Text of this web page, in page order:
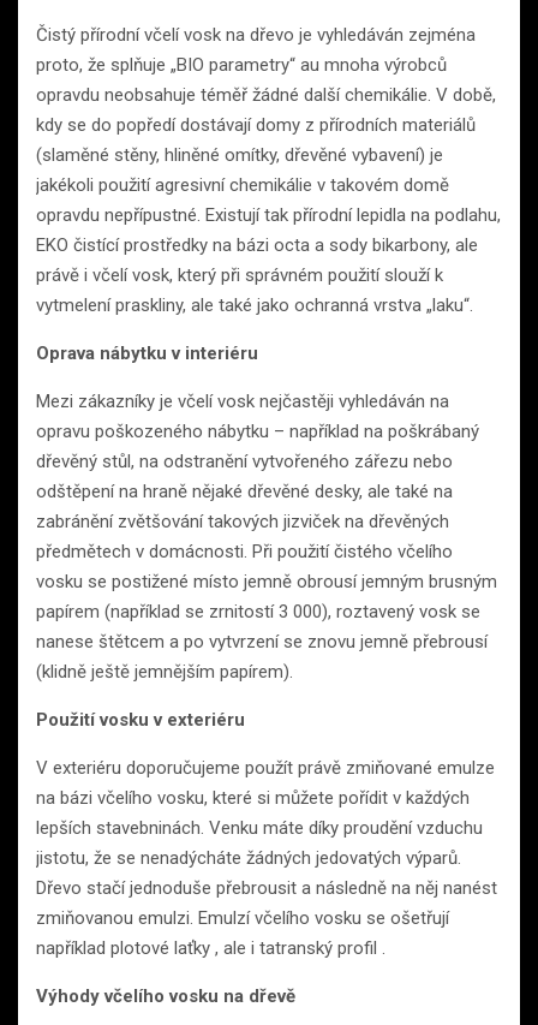
Čistý přírodní včelí vosk na dřevo je vyhledáván zejména
proto, že splňuje „BIO parametry“ au mnoha výrobců
opravdu neobsahuje téměř žádné další chemikálie. V době,
kdy se do popředí dostávají domy z přírodních materiálů
(slaměné stěny, hliněné omítky, dřevěné vybavení) je
jakékoli použití agresivní chemikálie v takovém domě
opravdu nepřípustné. Existují tak přírodní lepidla na podlahu,
EKO čistící prostředky na bázi octa a sody bikarbony, ale
právě i včelí vosk, který při správném použití slouží k
vytmelení praskliny, ale také jako ochranná vrstva „laku“.
Oprava nábytku v interiéru
Mezi zákazníky je včelí vosk nejčastěji vyhledáván na
opravu poškozeného nábytku – například na poškrábaný
dřevěný stůl, na odstranění vytvořeného zářezu nebo
odštěpení na hraně nějaké dřevěné desky, ale také na
zabránění zvětšování takových jizviček na dřevěných
předmětech v domácnosti. Při použití čistého včelího
vosku se postižené místo jemně obrousí jemným brusným
papírem (například se zrnitostí 3 000), roztavený vosk se
nanese štětcem a po vytvrzení se znovu jemně přebrousí
(klidně ještě jemnějším papírem).
Použití vosku v exteriéru
V exteriéru doporučujeme použít právě zmiňované emulze
na bázi včelího vosku, které si můžete pořídit v každých
lepších stavebninách. Venku máte díky proudění vzduchu
jistotu, že se nenadýcháte žádných jedovatých výparů.
Dřevo stačí jednoduše přebrousit a následně na něj nanést
zmiňovanou emulzi. Emulzí včelího vosku se ošetřují
například plotové laťky , ale i tatranský profil .
Výhody včelího vosku na dřevě